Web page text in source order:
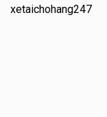
xetaichohang247